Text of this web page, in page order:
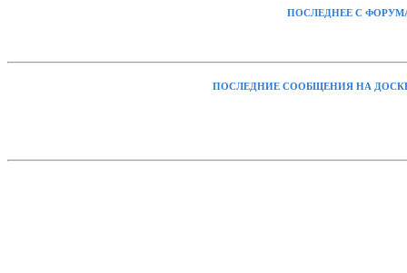
ПОСЛЕДНЕЕ С
ПОСЛЕДНИЕ СООБЩЕНИЯ НА